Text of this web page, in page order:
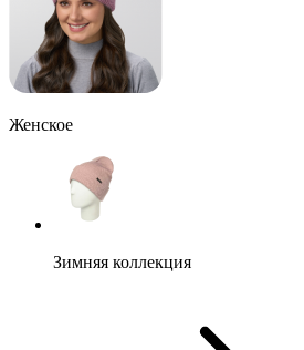
Женское
Зимняя коллекция